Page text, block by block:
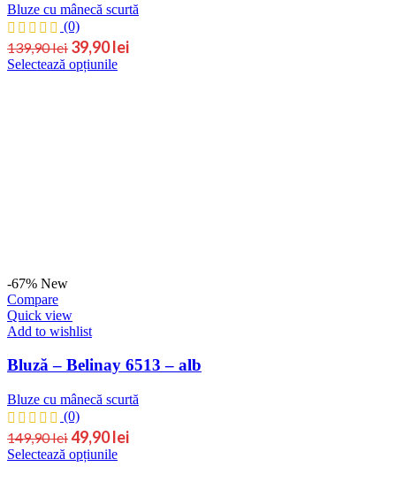
Bluze cu mânecă scurtă
(0)
139,90lei 39,90lei
Selectează opțiunile
-67% New
Compare
Quick view
Add to wishlist
Bluză – Belinay 6513 – alb
Bluze cu mânecă scurtă
(0)
149,90lei49,90lei
Selectează opțiunile